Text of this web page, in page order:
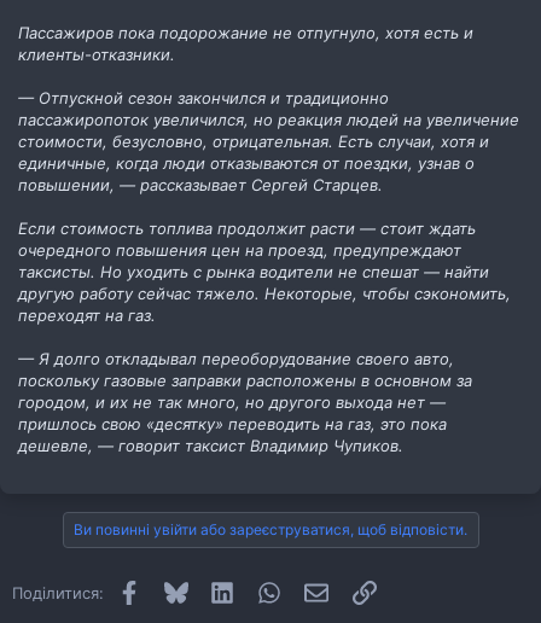
Пассажиров пока подорожание не отпугнуло, хотя есть и
клиенты-отказники.
— Отпускной сезон закончился и традиционно
пассажиропоток увеличился, но реакция людей на увеличение
стоимости, безусловно, отрицательная. Есть случаи, хотя и
единичные, когда люди отказываются от поездки, узнав о
повышении, — рассказывает Сергей Старцев.
Если стоимость топлива продолжит расти — стоит ждать
очередного повышения цен на проезд, предупреждают
таксисты. Но уходить с рынка водители не спешат — найти
другую работу сейчас тяжело. Некоторые, чтобы сэкономить,
переходят на газ.
— Я долго откладывал переоборудование своего авто,
поскольку газовые заправки расположены в основном за
городом, и их не так много, но другого выхода нет —
пришлось свою «десятку» переводить на газ, это пока
дешевле, — говорит таксист Владимир Чупиков.
Ви повинні увійти або зареєструватися, щоб відповісти.
Поділитися: Facebook
Bluesky LinkedInWhatsApp
E-mailПосилання